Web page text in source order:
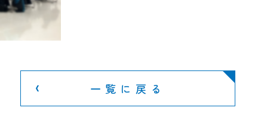
一覧に戻る